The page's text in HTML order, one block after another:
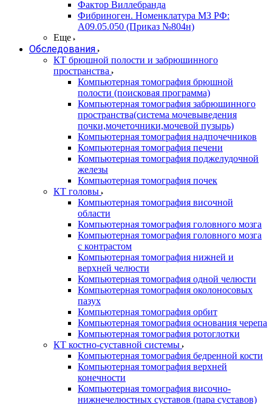
Фактор Виллебранда
Фибриноген. Номенклатура МЗ РФ:
A09.05.050 (Приказ №804н)
Еще
Обследования
КТ брюшной полости и забрюшинного
пространства
Компьютерная томография брюшной
полости (поисковая программа)
Компьютерная томография забрюшинного
пространства(система мочевыведения
почки,мочеточники,мочевой пузырь)
Компьютерная томография надпочечников
Компьютерная томография печени
Компьютерная томография поджелудочной
железы
Компьютерная томография почек
КТ головы
Компьютерная томография височной
области
Компьютерная томография головного мозга
Компьютерная томография головного мозга
с контрастом
Компьютерная томография нижней и
верхней челюсти
Компьютерная томография одной челюсти
Компьютерная томография околоносовых
пазух
Компьютерная томография орбит
Компьютерная томография основания черепа
Компьютерная томография ротоглотки
КТ костно-суставной системы
Компьютерная томография бедренной кости
Компьютерная томография верхней
конечности
Компьютерная томография височно-
нижнечелюстных суставов (пара суставов)